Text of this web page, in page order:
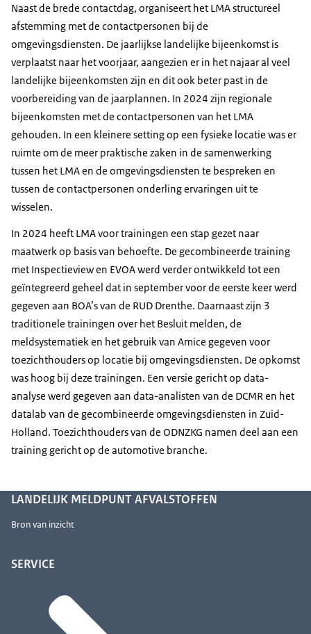
Naast de brede contactdag, organiseert het LMA structureel
afstemming met de contactpersonen bij de
omgevingsdiensten. De jaarlijkse landelijke bijeenkomst is
verplaatst naar het voorjaar, aangezien er in het najaar al veel
landelijke bijeenkomsten zijn en dit ook beter past in de
voorbereiding van de jaarplannen. In 2024 zijn regionale
bijeenkomsten met de contactpersonen van het LMA
gehouden. In een kleinere setting op een fysieke locatie was er
ruimte om de meer praktische zaken in de samenwerking
tussen het LMA en de omgevingsdiensten te bespreken en
tussen de contactpersonen onderling ervaringen uit te
wisselen.
In 2024 heeft LMA voor trainingen een stap gezet naar
maatwerk op basis van behoefte. De gecombineerde training
met Inspectieview en EVOA werd verder ontwikkeld tot een
geïntegreerd geheel dat in september voor de eerste keer werd
gegeven aan BOA’s van de RUD Drenthe. Daarnaast zijn 3
traditionele trainingen over het Besluit melden, de
meldsystematiek en het gebruik van Amice gegeven voor
toezichthouders op locatie bij omgevingsdiensten. De opkomst
was hoog bij deze trainingen. Een versie gericht op data-
analyse werd gegeven aan data-analisten van de DCMR en het
datalab van de gecombineerde omgevingsdiensten in Zuid-
Holland. Toezichthouders van de ODNZKG namen deel aan een
training gericht op de automotive branche.
LANDELIJK MELDPUNT AFVALSTOFFEN
Bron van inzicht
SERVICE